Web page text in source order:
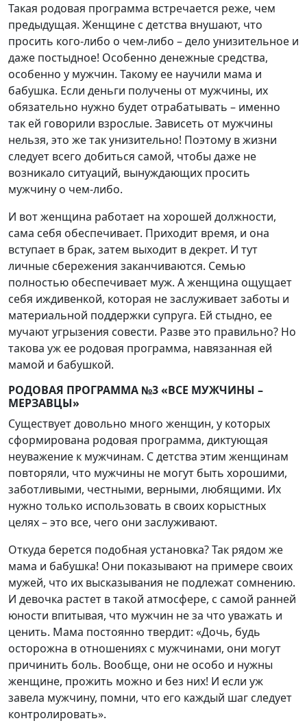
Такая родовая программа встречается реже, чем
предыдущая. Женщине с детства внушают, что
просить кого-либо о чем-либо – дело унизительное и
даже постыдное! Особенно денежные средства,
особенно у мужчин. Такому ее научили мама и
бабушка. Если деньги получены от мужчины, их
обязательно нужно будет отрабатывать – именно
так ей говорили взрослые. Зависеть от мужчины
нельзя, это же так унизительно! Поэтому в жизни
следует всего добиться самой, чтобы даже не
возникало ситуаций, вынуждающих просить
мужчину о чем-либо.
И вот женщина работает на хорошей должности,
сама себя обеспечивает. Приходит время, и она
вступает в брак, затем выходит в декрет. И тут
личные сбережения заканчиваются. Семью
полностью обеспечивает муж. А женщина ощущает
себя иждивенкой, которая не заслуживает заботы и
материальной поддержки супруга. Ей стыдно, ее
мучают угрызения совести. Разве это правильно? Но
такова уж ее родовая программа, навязанная ей
мамой и бабушкой.
РОДОВАЯ ПРОГРАММА №3 «ВСЕ МУЖЧИНЫ –
МЕРЗАВЦЫ»
Существует довольно много женщин, у которых
сформирована родовая программа, диктующая
неуважение к мужчинам. С детства этим женщинам
повторяли, что мужчины не могут быть хорошими,
заботливыми, честными, верными, любящими. Их
нужно только использовать в своих корыстных
целях – это все, чего они заслуживают.
Откуда берется подобная установка? Так рядом же
мама и бабушка! Они показывают на примере своих
мужей, что их высказывания не подлежат сомнению.
И девочка растет в такой атмосфере, с самой ранней
юности впитывая, что мужчин не за что уважать и
ценить. Мама постоянно твердит: «Дочь, будь
осторожна в отношениях с мужчинами, они могут
причинить боль. Вообще, они не особо и нужны
женщине, прожить можно и без них! И если уж
завела мужчину, помни, что его каждый шаг следует
контролировать».